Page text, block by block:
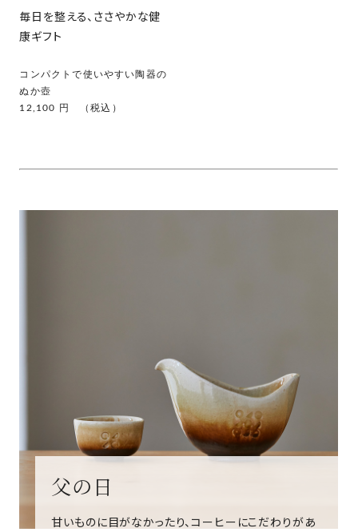
毎日を整える、ささやかな健
康ギフト
コンパクトで使いやすい陶器の
ぬか壺
12,100 円 （税込）
父の日
甘いものに目がなかったり、コーヒーにこだわりがあ